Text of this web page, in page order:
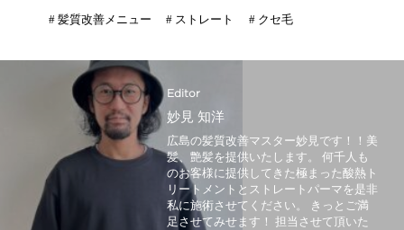
# 髪質改善メニュー # ストレート # クセ毛
Editor
妙見 知洋
広島の髪質改善マスター妙見です！！美
髪、艶髪を提供いたします。 何千人も
のお客様に提供してきた極まった酸熱ト
リートメントとストレートパーマを是非
私に施術させてください。 きっとご満
足させてみせます！ 担当させて頂いた